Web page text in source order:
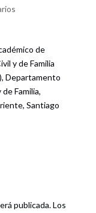
de
y de Familia
Departamento
Familia,
Santiago
publicada.Los